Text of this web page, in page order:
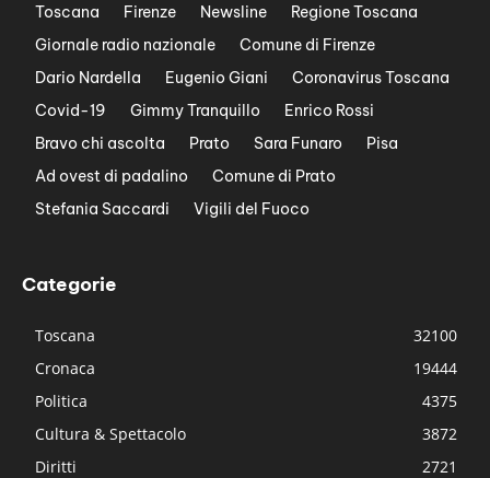
Toscana Firenze Newsline
Regione Toscana
Giornale radio nazionale
Comune di Firenze
Dario Nardella
Eugenio Giani
Coronavirus Toscana
Covid-19
Gimmy Tranquillo
Enrico Rossi
Bravo chi ascolta
Prato Sara Funaro
Pisa
Ad ovest di padalino
Comune di Prato
Stefania Saccardi
Vigili del Fuoco
Categorie
Toscana
32100
Cronaca
19444
Politica
4375
Cultura & Spettacolo
3872
Diritti
2721